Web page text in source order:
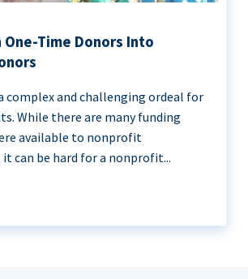
One-Time Donors Into
complex and challenging ordeal for
While there are many funding
available to nonprofit
can be hard for a nonprofit...